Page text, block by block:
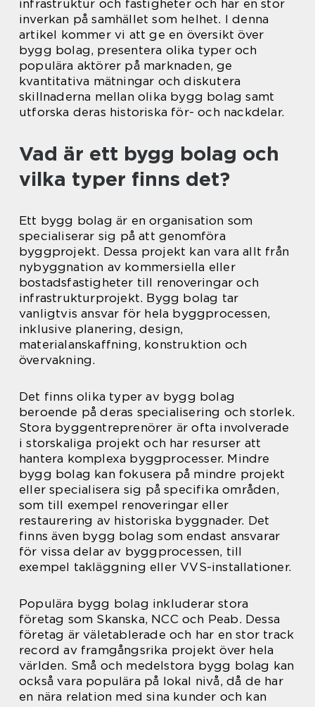
infrastruktur och fastigheter och har en stor
inverkan på samhället som helhet. I denna
artikel kommer vi att ge en översikt över
bygg bolag, presentera olika typer och
populära aktörer på marknaden, ge
kvantitativa mätningar och diskutera
skillnaderna mellan olika bygg bolag samt
utforska deras historiska för- och nackdelar.
Vad är ett bygg bolag och
vilka typer finns det?
Ett bygg bolag är en organisation som
specialiserar sig på att genomföra
byggprojekt. Dessa projekt kan vara allt från
nybyggnation av kommersiella eller
bostadsfastigheter till renoveringar och
infrastrukturprojekt. Bygg bolag tar
vanligtvis ansvar för hela byggprocessen,
inklusive planering, design,
materialanskaffning, konstruktion och
övervakning.
Det finns olika typer av bygg bolag
beroende på deras specialisering och storlek.
Stora byggentreprenörer är ofta involverade
i storskaliga projekt och har resurser att
hantera komplexa byggprocesser. Mindre
bygg bolag kan fokusera på mindre projekt
eller specialisera sig på specifika områden,
som till exempel renoveringar eller
restaurering av historiska byggnader. Det
finns även bygg bolag som endast ansvarar
för vissa delar av byggprocessen, till
exempel takläggning eller VVS-installationer.
Populära bygg bolag inkluderar stora
företag som Skanska, NCC och Peab. Dessa
företag är väletablerade och har en stor track
record av framgångsrika projekt över hela
världen. Små och medelstora bygg bolag kan
också vara populära på lokal nivå, då de har
en nära relation med sina kunder och kan